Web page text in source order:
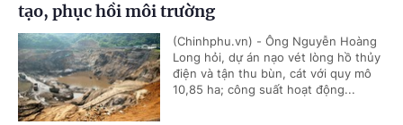
tạo, phục hồi môi trường
(Chinhphu.vn) - Ông Nguyễn Hoàng
Long hỏi, dự án nạo vét lòng hồ thủy
điện và tận thu bùn, cát với quy mô
10,85 ha; công suất hoạt động...